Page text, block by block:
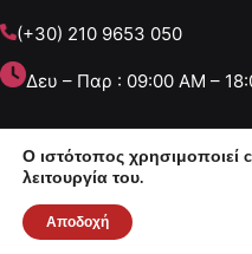
(+30) 210 9653 050
Δευ – Παρ : 09:00 AM –
Copyright © 2022 NBTEXNIKI
Ο ιστότοπος χρησιμοποιεί
λειτουργία του.
Αποδοχή